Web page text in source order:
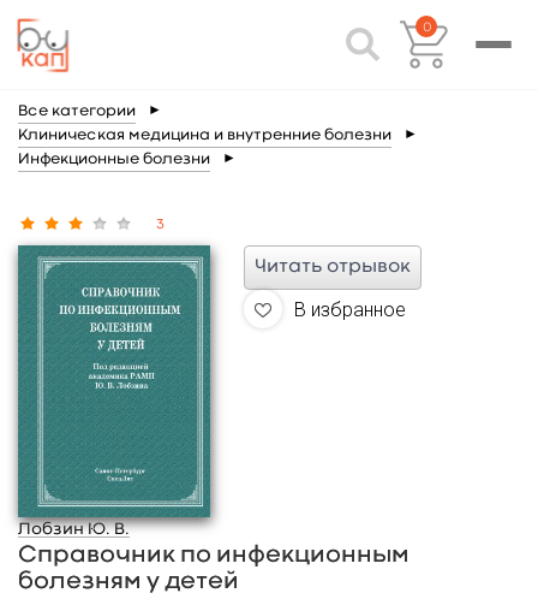
0
Все категории ►
Клиническая медицина и внутренние болезни ►
Инфекционные болезни ►
3
Читать отрывок
В избранное
Лобзин Ю. В.
Справочник по инфекционным
болезням у детей